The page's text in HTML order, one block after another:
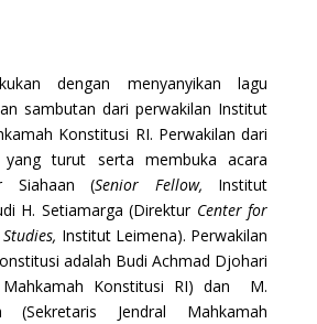
dengan menyanyikan lagu
sambutan dari perwakilan Institut
Konstitusi RI. Perwakilan dari
yang turut serta membuka acara
Siahaan (Senior Fellow, Institut
H. Setiamarga (Direktur Center for
Institut Leimena). Perwakilan
adalah Budi Achmad Djohari
Mahkamah Konstitusi RI) dan M.
(Sekretaris Jendral Mahkamah